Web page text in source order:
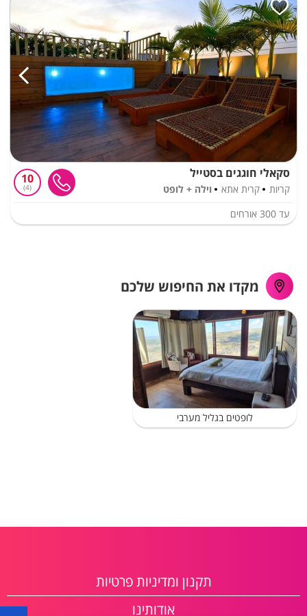
סקאלי חוגגים בסטייל
קריות קרית אתא וילה + לופט
10
4
עד 300 אורחים
מקדו את החיפוש שלכם
לופטים בגליל מערבי
תקנון ומדיניות פרטיות
אודותינו